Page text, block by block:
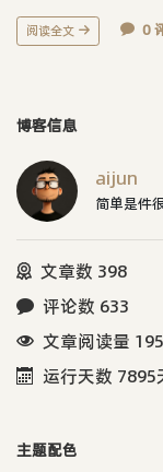
阅读全文 0
博客信息
aijun
简单是件
文章数 398
评论数 633
文章阅读量
运行天数 7895
主题配色